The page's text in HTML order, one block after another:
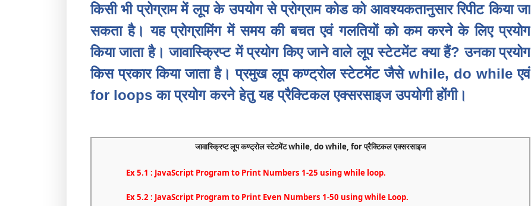
किसी भी प्रोग्राम में लूप के उपयोग से प्रोग्राम कोड को आवश्यकतानुसार रिपीट किया जा
सकता है। यह प्रोग्रामिंग में समय की बचत एवं गलतियों को कम करने के लिए प्रयोग
किया जाता है। जावास्क्रिप्ट में प्रयोग किए जाने वाले लूप स्टेटमेंट क्या हैं? उनका प्रयोग
किस प्रकार किया जाता है। प्रमुख लूप कण्ट्रोल स्टेटमेंट जैसे while, do while एवं
for loops का प्रयोग करने हेतु यह प्रैक्टिकल एक्सरसाइज उपयोगी होंगी।
जावास्क्रिप्ट लूप कण्ट्रोल स्टेटमेंट while, do while, for प्रैक्टिकल एक्सरसाइज
Ex 5.1 : JavaScript Program to Print Numbers 1-25 using while loop.
Ex 5.2 : JavaScript Program to Print Even Numbers 1-50 using while Loop.